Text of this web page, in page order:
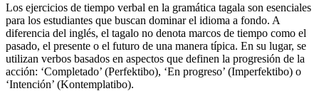
Los ejercicios de tiempo verbal en la gramática tagala son esenciales
para los estudiantes que buscan dominar el idioma a fondo. A
diferencia del inglés, el tagalo no denota marcos de tiempo como el
pasado, el presente o el futuro de una manera típica. En su lugar, se
utilizan verbos basados en aspectos que definen la progresión de la
acción: ‘Completado’ (Perfektibo), ‘En progreso’ (Imperfektibo) o
‘Intención’ (Kontemplatibo).